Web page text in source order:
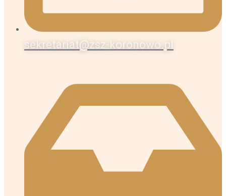
sekretariat@zsz-koronowo.pl